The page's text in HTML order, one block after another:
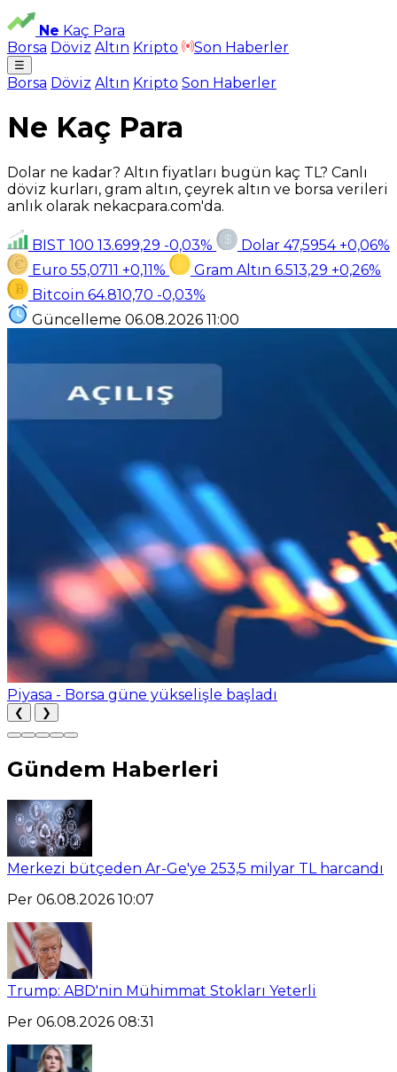
Ne Kaç Para
Borsa Döviz Altın Kripto Son Haberler
☰
Borsa Döviz Altın Kripto Son Haberler
Ne Kaç Para
Dolar ne kadar? Altın fiyatları bugün kaç TL? Canlı
döviz kurları, gram altın, çeyrek altın ve borsa verileri
anlık olarak nekacpara.com'da.
BIST 100 13.699,29 -0,03% Dolar 47,5954 +0,06%
Euro 55,0711 +0,11% Gram Altın 6.513,29 +0,26%
Bitcoin 64.810,70 -0,03%
Güncelleme 06.08.2026 11:00
Piyasa - Borsa güne yükselişle başladı
❮ ❯
Gündem Haberleri
Merkezi bütçeden Ar-Ge'ye 253,5 milyar TL harcandı
Per 06.08.2026 10:07
Trump: ABD'nin Mühimmat Stokları Yeterli
Per 06.08.2026 08:31